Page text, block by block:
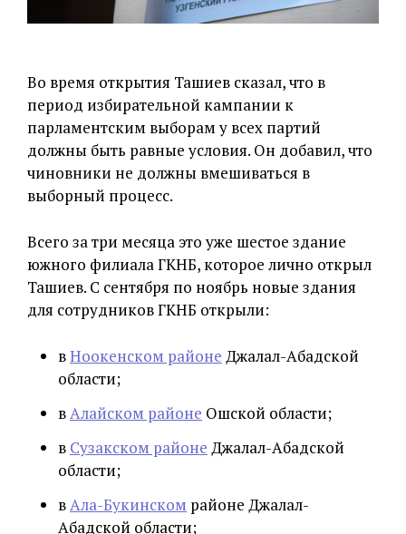
Во время открытия Ташиев сказал, что в
период избирательной кампании к
парламентским выборам у всех партий
должны быть равные условия. Он добавил, что
чиновники не должны вмешиваться в
выборный процесс.
Всего за три месяца это уже шестое здание
южного филиала ГКНБ, которое лично открыл
Ташиев. С сентября по ноябрь новые здания
для сотрудников ГКНБ открыли:
вНоокенском районе Джалал-Абадской
области;
вАлайском районе Ошской области;
в Сузакском районе Джалал-Абадской
области;
вАла-Букинском районе Джалал-
Абадской области;